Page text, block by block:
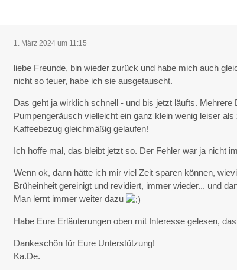
1. März 2024 um 11:15
liebe Freunde, bin wieder zurück und habe mich auch
nicht so teuer, habe ich sie ausgetauscht.
Das geht ja wirklich schnell - und bis jetzt läufts. Mehrere
Pumpengeräusch vielleicht ein ganz klein wenig leiser
Kaffeebezug gleichmäßig gelaufen!
Ich hoffe mal, das bleibt jetzt so. Der Fehler war ja nicht
Wenn ok, dann hätte ich mir viel Zeit sparen können,
Brüheinheit gereinigt und revidiert, immer wieder... und
Man lernt immer weiter dazu
Habe Eure Erläuterungen oben mit Interesse gelesen,
Dankeschön für Eure Unterstützung!
Ka.De.